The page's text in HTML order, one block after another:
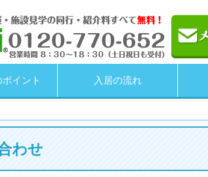
イント 入居の流れ
わせ